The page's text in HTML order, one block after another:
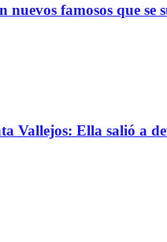
famosos que se
Vallejos: Ella salió a